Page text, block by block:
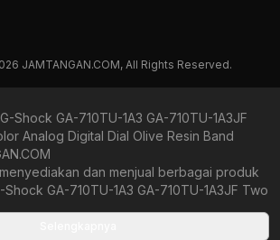
JAMTANGAN.COM, All Rights Reserved.
Shock GA-710TU-1A3 GA-710TU-1A3JF
Analog Digital Dial Olive Resin Band
menyediakan dan menjual berbagai produk
GA-710TU-1A3 GA-710TU-1A3JF Two